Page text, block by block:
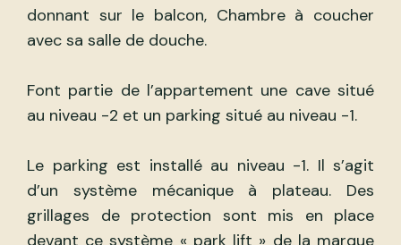
donnant sur le balcon, Chambre à coucher
avec sa salle de douche.
Font partie de l’appartement une cave situé
au niveau -2 et un parking situé au niveau -1.
Le parking est installé au niveau -1. Il s’agit
d’un système mécanique à plateau. Des
grillages de protection sont mis en place
devant ce système « park lift » de la marque